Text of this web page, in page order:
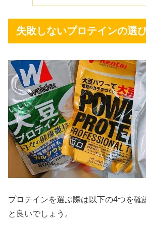
失敗しないプロテインの選
プロテインを選ぶ際は以下の4つを確
と良いでしょう。